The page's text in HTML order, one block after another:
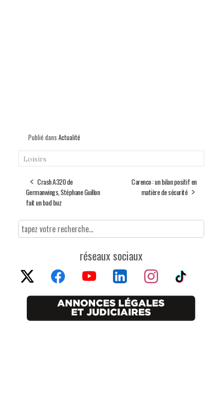
Publié dans Actualité
Loisirs
Crash A320 de
Germanwings, Stéphane Guillon
fait un bad buz
Carenco : un bilan positif en
matière de sécurité
réseaux sociaux